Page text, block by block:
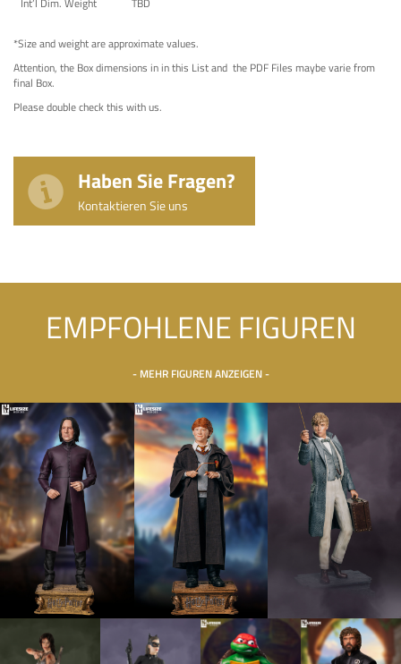
*Size and weight are approximate values.
Attention, the Box dimensions in in this List and the PDF Files maybe varie from
final Box.
Please double check this with us.
Haben Sie Fragen?
Kontaktieren Sie uns
EMPFOHLENE FIGUREN
- MEHR FIGUREN ANZEIGEN -